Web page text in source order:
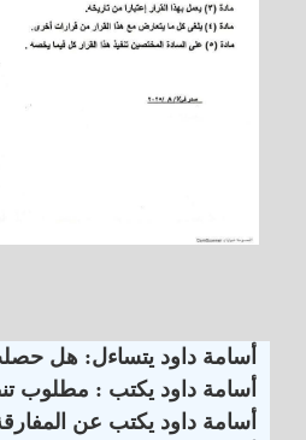
أسامة داود يتساءل: هل
أسامة داود يكتب : مطلوب
أسامة داود يكتب عن المفارقة العجيبة: المخازن تمتلىء بالسكر المصري